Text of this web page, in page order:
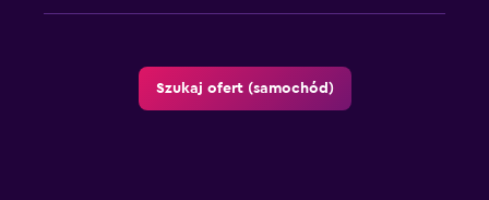
Szukaj ofert (samochód)